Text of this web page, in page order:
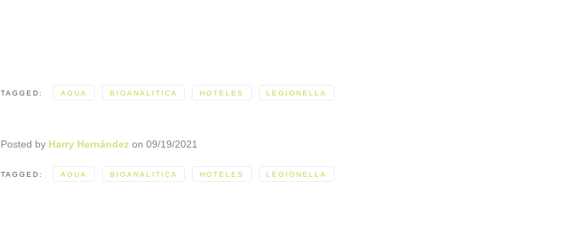
TAGGED: AGUA BIOANALITICA HOTELES LEGIONELLA
Posted by Harry Hernández on 09/19/2021
TAGGED: AGUA BIOANALITICA HOTELES LEGIONELLA